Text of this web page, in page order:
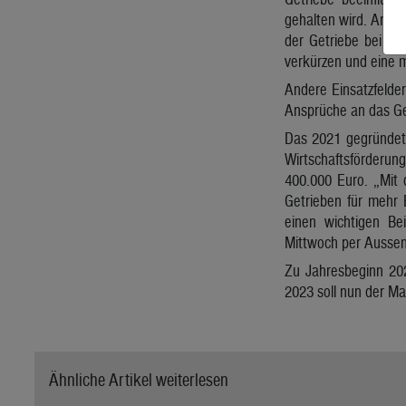
gehalten wird.
der Getriebe bei
verkürzen und eine
Andere
Ansprüche an das
Das 2021
400.000 Euro. „Mit
Getrieben für mehr
einen wichtigen
Mittwoch per
Zu Jahresbeginn
2023 soll nun der
Ähnliche Artikel weiterlesen